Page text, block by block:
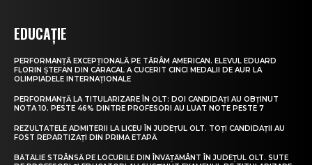
EDUCAȚIE
PERFORMANȚĂ EXCEPȚIONALĂ PE TĂRÂM AMERICAN. ELEVUL EDUARD
FLORIN ȘTEFAN DIN CARACAL A CUCERIT CINCI MEDALII DE AUR LA
OLIMPIADELE INTERNAȚIONALE
PERFORMANȚĂ LA TITULARIZARE ÎN OLT: DOI CANDIDAȚI AU OBȚINUT
NOTA 10. PESTE 46% DINTRE PROFESORI AU LUAT NOTE PESTE 7
REZULTATELE ADMITERII LA LICEU ÎN JUDEȚUL OLT. TOȚI CANDIDAȚII AU
FOST REPARTIZAȚI DIN PRIMA ETAPĂ
BĂTĂLIE STRÂNSĂ PE LOCURILE DIN ÎNVĂȚĂMÂNT ÎN JUDEȚUL OLT. SUTE